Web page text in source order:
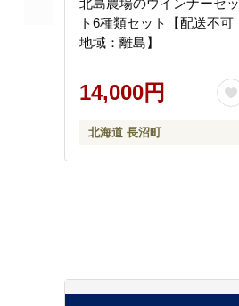
北島農場のウインナーセッ
ト6種類セット【配送不可
地域：離島】
14,000円
北海道 長沼町